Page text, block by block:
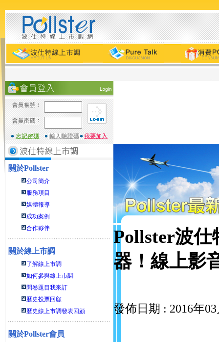
關於Pollster
公司簡介
服務項目
媒體報導
成功案例
合作夥伴
關於線上市調
了解線上市調
如何參與線上市調
問卷題目我來訂
歷史投票回顧
歷史線上市調發表回顧
關於Pollster會員
Pollster波仕
器！線上影
發佈日期 : 2016年